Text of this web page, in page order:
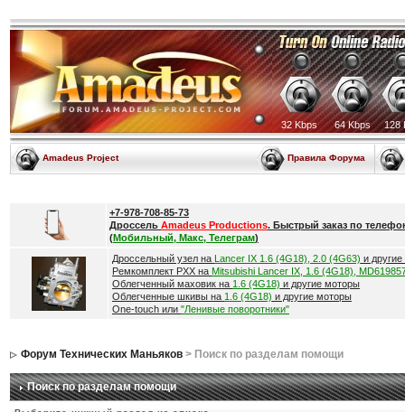
32 Kbps 64 Kbps 128
Amadeus Project Правила Форума
+7-978-708-85-73
Дроссель Amadeus Productions. Быстрый заказ по
(Мобильный, Макс, Телеграм)
Дроссельный узел на Lancer IX 1.6 (4G18), 2.0 (4G63) и
Ремкомплект РХХ на Mitsubishi Lancer IX, 1.6 (4G18),
Облегченный маховик на 1.6 (4G18) и другие моторы
Облегченные шкивы на 1.6 (4G18) и другие моторы
One-touch или "Ленивые поворотники"
Форум Технических Маньяков> Поиск по разделам помощи
Поиск по разделам помощи